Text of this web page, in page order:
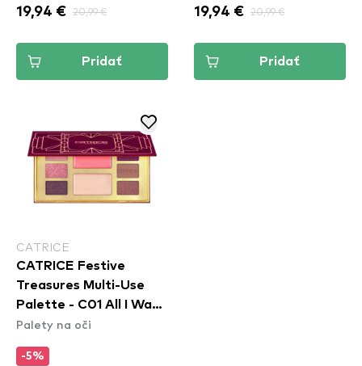
19,94 € 20,99 €
Pridať
19,94 € 20,99 €
Pridať
CATRICE
CATRICE Festive
Treasures Multi-Use
Palette - C01 All I Want
Is Velvet
Palety na oči
-5%